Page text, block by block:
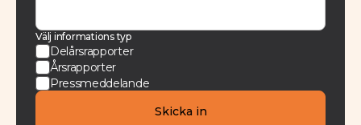
Välj informations typ
Delårsrapporter
Årsrapporter
Pressmeddelande